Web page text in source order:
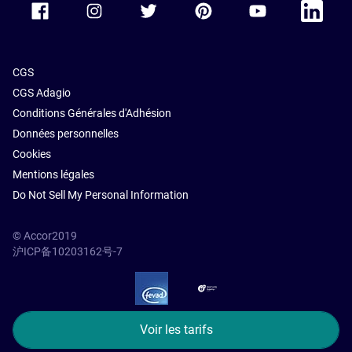
Voir les tarifs
CGS
CGS Adagio
Conditions Générales d'Adhésion
Données personnelles
Cookies
Mentions légales
Do Not Sell My Personal Information
© Accor2019
沪ICP备10203162号-7